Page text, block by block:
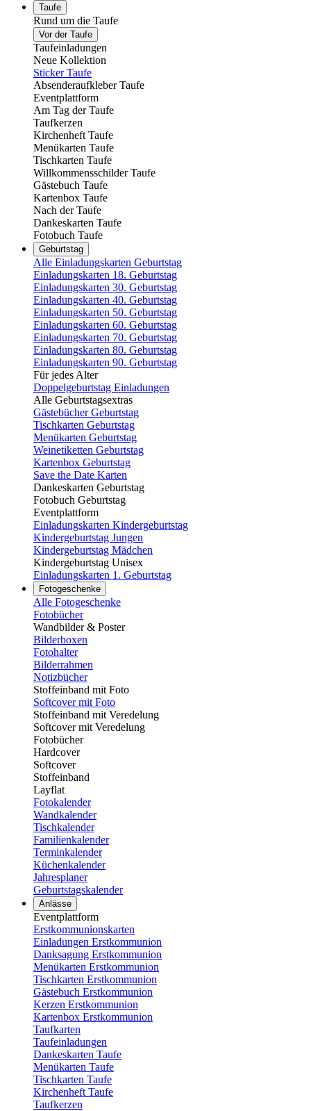
Taufe
Rund um die Taufe
Vor der Taufe
Taufeinladungen
Neue Kollektion
Sticker Taufe
Absenderaufkleber Taufe
Eventplattform
Am Tag der Taufe
Taufkerzen
Kirchenheft Taufe
Menükarten Taufe
Tischkarten Taufe
Willkommensschilder Taufe
Gästebuch Taufe
Kartenbox Taufe
Nach der Taufe
Dankeskarten Taufe
Fotobuch Taufe
Geburtstag
Alle Einladungskarten Geburtstag
Einladungskarten 18. Geburtstag
Einladungskarten 30. Geburtstag
Einladungskarten 40. Geburtstag
Einladungskarten 50. Geburtstag
Einladungskarten 60. Geburtstag
Einladungskarten 70. Geburtstag
Einladungskarten 80. Geburtstag
Einladungskarten 90. Geburtstag
Für jedes Alter
Doppelgeburtstag Einladungen
Alle Geburtstagsextras
Gästebücher Geburtstag
Tischkarten Geburtstag
Menükarten Geburtstag
Weinetiketten Geburtstag
Kartenbox Geburtstag
Save the Date Karten
Dankeskarten Geburtstag
Fotobuch Geburtstag
Eventplattform
Einladungskarten Kindergeburtstag
Kindergeburtstag Jungen
Kindergeburtstag Mädchen
Kindergeburtstag Unisex
Einladungskarten 1. Geburtstag
Fotogeschenke
Alle Fotogeschenke
Fotobücher
Wandbilder & Poster
Bilderboxen
Fotohalter
Bilderrahmen
Notizbücher
Stoffeinband mit Foto
Softcover mit Foto
Stoffeinband mit Veredelung
Softcover mit Veredelung
Fotobücher
Hardcover
Softcover
Stoffeinband
Layflat
Fotokalender
Wandkalender
Tischkalender
Familienkalender
Terminkalender
Küchenkalender
Jahresplaner
Geburtstagskalender
Anlässe
Eventplattform
Erstkommunionskarten
Einladungen Erstkommunion
Danksagung Erstkommunion
Menükarten Erstkommunion
Tischkarten Erstkommunion
Gästebuch Erstkommunion
Kerzen Erstkommunion
Kartenbox Erstkommunion
Taufkarten
Taufeinladungen
Dankeskarten Taufe
Menükarten Taufe
Tischkarten Taufe
Kirchenheft Taufe
Taufkerzen